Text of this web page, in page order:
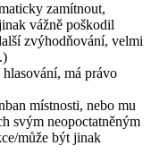
zamítnout,
vážně poškodil
zvýhodňování, velmi
má právo
místnosti, nebo mu
svým neopoctatněným
může být jinak